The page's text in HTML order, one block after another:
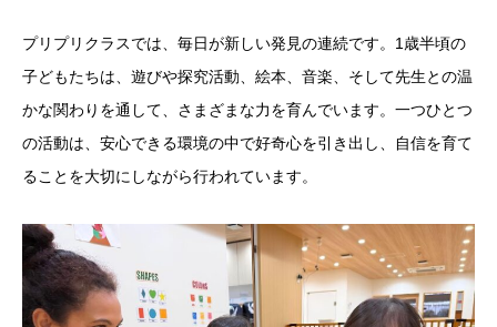
プリプリクラスでは、毎日が新しい発見の連続です。1歳半頃の
子どもたちは、遊びや探究活動、絵本、音楽、そして先生との温
かな関わりを通して、さまざまな力を育んでいます。一つひとつ
の活動は、安心できる環境の中で好奇心を引き出し、自信を育て
ることを大切にしながら行われています。